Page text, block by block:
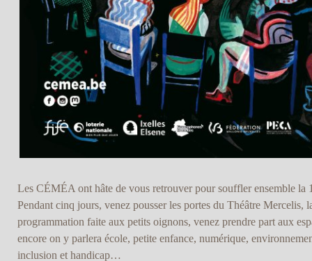
Les CÉMÉA ont hâte de vous retrouver pour souffler ensemble la
Pendant cinq jours, venez pousser les portes du Théâtre Mercelis,
programmation faite aux petits oignons, venez prendre part aux
encore on y parlera école, petite enfance, numérique,
inclusion et handicap…